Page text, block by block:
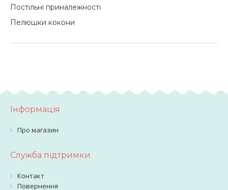
Постільні приналежності
Пелюшки кокони
Інформація
Про магазин
Служба підтримки
Контакт
Повернення